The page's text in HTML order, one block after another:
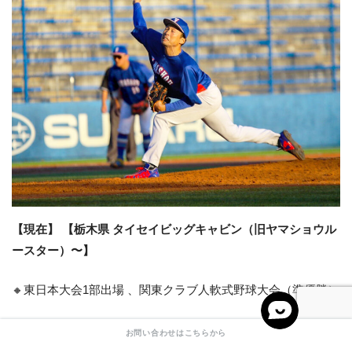
【現在】 【栃木県 タイセイビッグキャビン（旧ヤマショウル
ースター）〜】
🔸東日本大会1部出場 、関東クラブ人軟式野球大会（準優勝）
お問い合わせはこちらから